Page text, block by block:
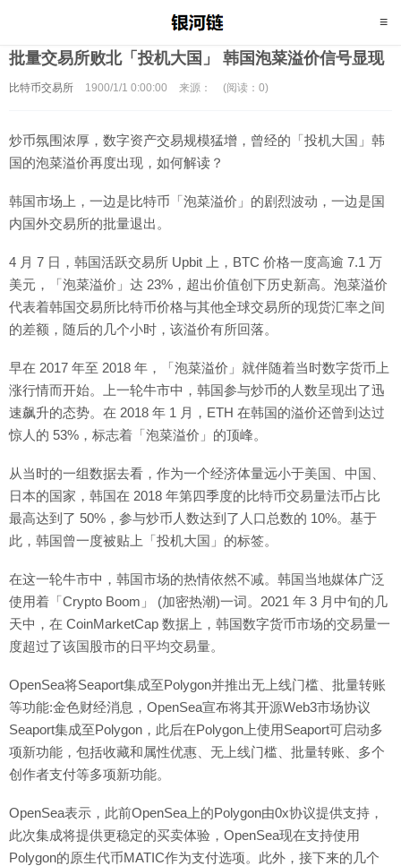
批量交易所败北「投机大国」 韩国泡菜溢价信号显现
比特币交易所 1900/1/1 0:00:00 来源： (阅读：0)
炒币氛围浓厚，数字资产交易规模猛增，曾经的「投机大国」韩
国的泡菜溢价再度出现，如何解读？
韩国市场上，一边是比特币「泡菜溢价」的剧烈波动，一边是国
内国外交易所的批量退出。
4 月 7 日，韩国活跃交易所 Upbit 上，BTC 价格一度高逾 7.1 万
美元，「泡菜溢价」达 23%，超出价值创下历史新高。泡菜溢价
代表着韩国交易所比特币价格与其他全球交易所的现货汇率之间
的差额，随后的几个小时，该溢价有所回落。
早在 2017 年至 2018 年，「泡菜溢价」就伴随着当时数字货币上
涨行情而开始。上一轮牛市中，韩国参与炒币的人数呈现出了迅
速飙升的态势。在 2018 年 1 月，ETH 在韩国的溢价还曾到达过
惊人的 53%，标志着「泡菜溢价」的顶峰。
从当时的一组数据去看，作为一个经济体量远小于美国、中国、
日本的国家，韩国在 2018 年第四季度的比特币交易量法币占比
最高达到了 50%，参与炒币人数达到了人口总数的 10%。基于
此，韩国曾一度被贴上「投机大国」的标签。
在这一轮牛市中，韩国市场的热情依然不减。韩国当地媒体广泛
使用着「Crypto Boom」 (加密热潮)一词。2021 年 3 月中旬的几
天中，在 CoinMarketCap 数据上，韩国数字货币市场的交易量一
度超过了该国股市的日平均交易量。
OpenSea将Seaport集成至Polygon并推出无上线门槛、批量转账
等功能:金色财经消息，OpenSea宣布将其开源Web3市场协议
Seaport集成至Polygon，此后在Polygon上使用Seaport可启动多
项新功能，包括收藏和属性优惠、无上线门槛、批量转账、多个
创作者支付等多项新功能。
OpenSea表示，此前OpenSea上的Polygon由0x协议提供支持，
此次集成将提供更稳定的买卖体验，OpenSea现在支持使用
Polygon的原生代币MATIC作为支付选项。此外，接下来的几个